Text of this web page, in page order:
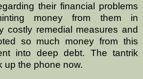
their financial problems
money from them in
costly remedial measures and
so much money from this
into deep debt. The tantrik
up the phone now.